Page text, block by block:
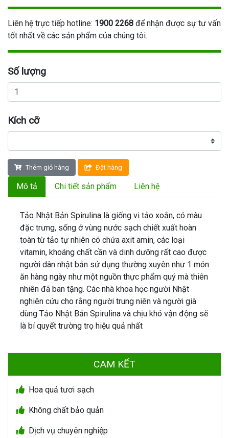
Liên hệ trực tiếp hotline: 1900 2268 để nhận được sự tư vấn
tốt nhất về các sản phẩm của chúng tôi.
Số lượng
Kích cỡ
Thêm giỏ hàng Đặt hàng
Mô tả Chi tiết sản phẩm Liên hệ
Tảo Nhật Bản Spirulina là giống vi tảo xoắn, có màu
đặc trưng, sống ở vùng nước sạch chiết xuất hoàn
toàn từ tảo tự nhiên có chứa axit amin, các loại
vitamin, khoáng chất cần và dinh dưỡng rất cao được
người dân nhật bản sử dụng thường xuyên như 1 món
ăn hàng ngày như một nguồn thực phẩm quý mà thiên
nhiên đã ban tặng. Các nhà khoa học người Nhật
nghiên cứu cho rằng người trung niên và người già
dùng Tảo Nhật Bản Spirulina và chịu khó vận động sẽ
là bí quyết trường trọ hiệu quả nhất
CAM KẾT
Hoa quả tươi sạch
Không chất bảo quản
Dịch vụ chuyên nghiệp